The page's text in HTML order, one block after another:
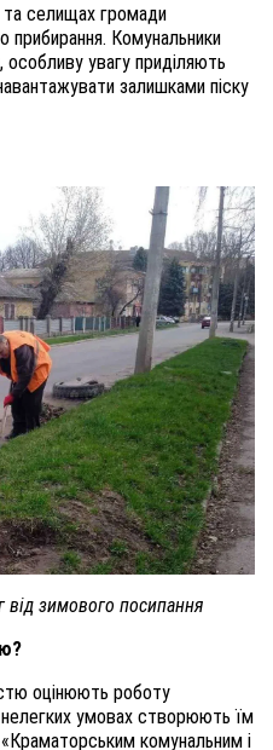
та селищах громади
прибирання. Комунальники
увагу приділяють
залишками піску
від зимового посипання
оцінюють роботу
умовах створюють їм
комунальним і